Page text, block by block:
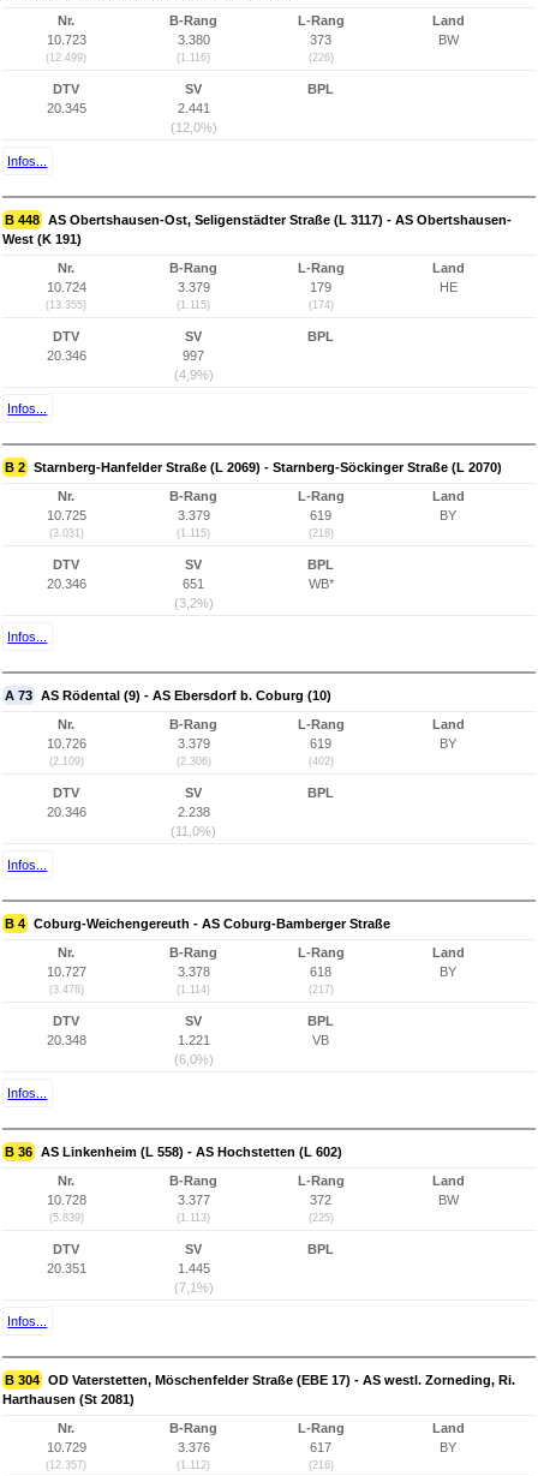
Nr.
10.723
(12.499)
B-Rang
3.380
(1.116)
L-Rang
373
(226)
Land
BW
DTV
20.345
SV
2.441
(12,0%)
BPL
Infos...
B 448 AS Obertshausen-Ost, Seligenstädter Straße (L 3117) - AS Obertshausen-
West (K 191)
Nr.
10.724
(13.355)
B-Rang
3.379
(1.115)
L-Rang
179
(174)
Land
HE
DTV
20.346
SV
997
(4,9%)
BPL
Infos...
B 2 Starnberg-Hanfelder Straße (L 2069) - Starnberg-Söckinger Straße (L 2070)
Nr.
10.725
(3.031)
B-Rang
3.379
(1.115)
L-Rang
619
(218)
Land
BY
DTV
20.346
SV
651
(3,2%)
BPL
WB*
Infos...
A 73 AS Rödental (9) - AS Ebersdorf b. Coburg (10)
Nr.
10.726
(2.109)
B-Rang
3.379
(2.306)
L-Rang
619
(402)
Land
BY
DTV
20.346
SV
2.238
(11,0%)
BPL
Infos...
B 4 Coburg-Weichengereuth - AS Coburg-Bamberger Straße
Nr.
10.727
(3.478)
B-Rang
3.378
(1.114)
L-Rang
618
(217)
Land
BY
DTV
20.348
SV
1.221
(6,0%)
BPL
VB
Infos...
B 36 AS Linkenheim (L 558) - AS Hochstetten (L 602)
Nr.
10.728
(5.839)
B-Rang
3.377
(1.113)
L-Rang
372
(225)
Land
BW
DTV
20.351
SV
1.445
(7,1%)
BPL
Infos...
B 304 OD Vaterstetten, Möschenfelder Straße (EBE 17) - AS westl. Zorneding, Ri.
Harthausen (St 2081)
Nr.
10.729
(12.357)
B-Rang
3.376
(1.112)
L-Rang
617
(216)
Land
BY